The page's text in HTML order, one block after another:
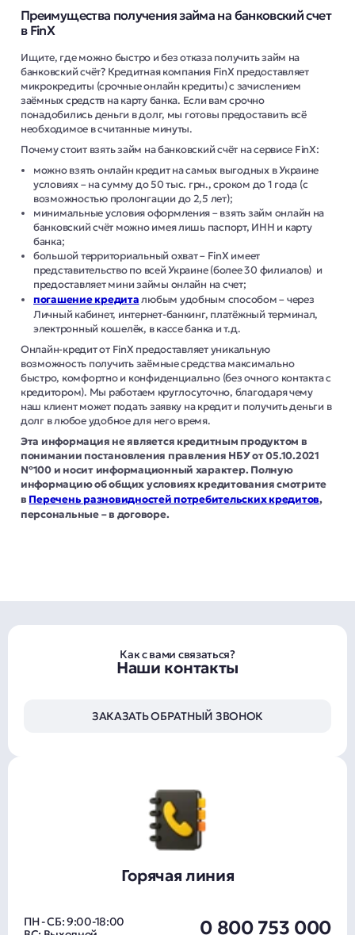
Преимущества получения займа на банковский счет
в FinX
Ищите, где можно быстро и без отказа получить займ на
банковский счёт? Кредитная компания FinX предоставляет
микрокредиты (срочные онлайн кредиты) с зачислением
заёмных средств на карту банка. Если вам срочно
понадобились деньги в долг, мы готовы предоставить всё
необходимое в считанные минуты.
Почему стоит взять займ на банковский счёт на сервисе FinX:
можно взять онлайн кредит на самых выгодных в Украине
условиях – на сумму до 50 тыс. грн., сроком до 1 года (с
возможностью пролонгации до 2,5 лет);
минимальные условия оформления – взять займ онлайн на
банковский счёт можно имея лишь паспорт, ИНН и карту
банка;
большой территориальный охват – FinX имеет
представительство по всей Украине (более 30 филиалов) и
предоставляет мини займы онлайн на счет;
погашение кредиталюбым удобным способом – через
Личный кабинет, интернет-банкинг, платёжный терминал,
электронный кошелёк, в кассе банка и т.д.
Онлайн-кредит от FinX предоставляет уникальную
возможность получить заёмные средства максимально
быстро, комфортно и конфиденциально (без очного контакта с
кредитором). Мы работаем круглосуточно, благодаря чему
наш клиент может подать заявку на кредит и получить деньги в
долг в любое удобное для него время.
Эта информация не является кредитным продуктом в
понимании постановления правления НБУ от 05.10.2021
№100 и носит информационный характер. Полную
информацию об общих условиях кредитования смотрите
в Перечень разновидностей потребительских кредитов,
персональные – в договоре.
Как с вами связаться?
Наши контакты
ЗАКАЗАТЬ ОБРАТНЫЙ ЗВОНОК
Горячая линия
ПН - СБ: 9:00-18:00
0 800 753 000